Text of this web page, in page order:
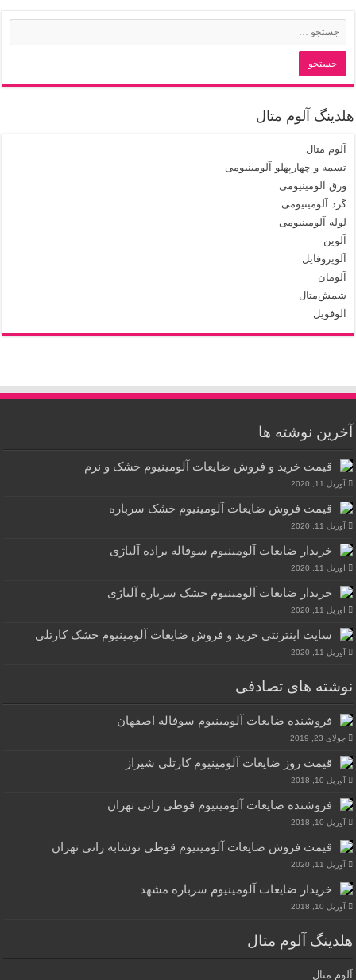
هلدینگ آلوم متال
آلوم متال
تسمه و چهارپهلو آلومینیومی
ورق آلومینیومی
گرد آلومینیومی
لوله آلومینیومی
آلوین
آلوپروفایل
آلومان
شمش‌متال
آلوفویل
آخرین نوشته ها
قیمت خرید و فروش ضایعات آلومینیوم خشک و نرم
آوریل 11, 2020
قیمت فروش ضایعات آلومینیوم خشک سرباره
آوریل 11, 2020
خریدار ضایعات آلومینیوم سوفاله براده آلیاژی
آوریل 11, 2020
خریدار ضایعات آلومینیوم خشک سرباره آلیاژی
آوریل 11, 2020
سایت اینترنتی خرید و فروش ضایعات آلومینیوم خشک کارتلی
آوریل 11, 2020
نوشته های تصادفی
فروشنده ضایعات آلومینیوم سوفاله اصفهان
جولای 23, 2019
قیمت روز ضایعات آلومینیوم کارتلی شیراز
آوریل 10, 2018
فروشنده ضایعات آلومینیوم قوطی رانی تهران
آوریل 10, 2018
قیمت فروش ضایعات آلومینیوم قوطی نوشابه رانی تهران
آوریل 11, 2020
خریدار ضایعات آلومینیوم سرباره مشهد
آوریل 10, 2018
هلدینگ آلوم متال
آلوم متال